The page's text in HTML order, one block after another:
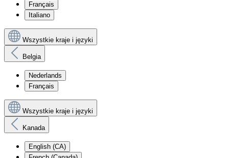
Français
Italiano
Wszystkie kraje i języki
Belgia
Nederlands
Français
Wszystkie kraje i języki
Kanada
English (CA)